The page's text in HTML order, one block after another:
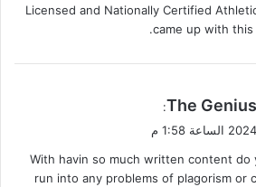
Licensed and Nationally Certified
came up with this
The
:
With havin so much written content do
run into any problems of plagorism or